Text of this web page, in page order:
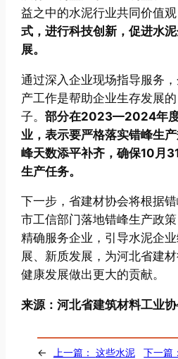
益之中的水泥行业共同价值
式，进行科技创新，促进水
展。
通过深入企业现场指导服务
产工作是帮助企业生存发展
子。部分在2023—2024年度
业，表示要严格落实错峰生
峰天数添平补齐，确保10月
生产任务。
下一步，省建材协会将根据
市工信部门落地错峰生产政策
精确服务企业，引导水泥企
展、新质发展，为河北省建
健康发展做出更大的贡献。
来源：河北省建筑材料工业
← 上一篇： 这些水泥
下一篇：